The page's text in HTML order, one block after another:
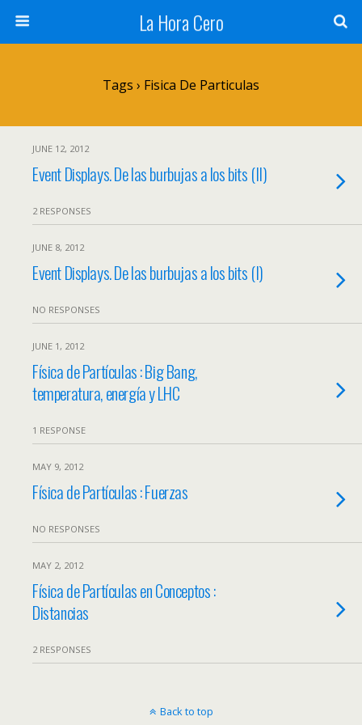
La Hora Cero
Tags › Fisica De Particulas
JUNE 12, 2012
Event Displays. De las burbujas a los bits (II)
2 RESPONSES
JUNE 8, 2012
Event Displays. De las burbujas a los bits (I)
NO RESPONSES
JUNE 1, 2012
Física de Partículas : Big Bang,
temperatura, energía y LHC
1 RESPONSE
MAY 9, 2012
Física de Partículas : Fuerzas
NO RESPONSES
MAY 2, 2012
Física de Partículas en Conceptos :
Distancias
2 RESPONSES
Back to top